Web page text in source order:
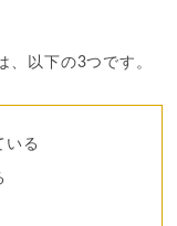
、以下の3つです。
いる